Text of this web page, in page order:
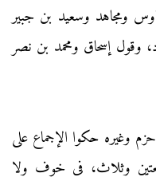
ومجاهد وسعيد بن جبير
وقول إسحاق ومحمد بن نصر
وغيره حكوا الإجماع على
وثلاث، في خوف ولا